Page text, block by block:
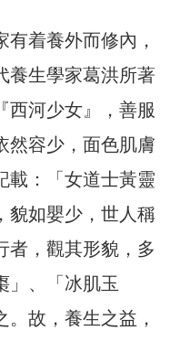
着養外而修內，
養生學家葛洪所著
西河少女』，善服
然容少，面色肌膚
載：「女道士黃靈
貌如嬰少，世人稱
者，觀其形貌，多
」、「冰肌玉
故，養生之益，